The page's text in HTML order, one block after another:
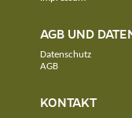
AGB UND
Datenschutz
AGB
KONTAKT